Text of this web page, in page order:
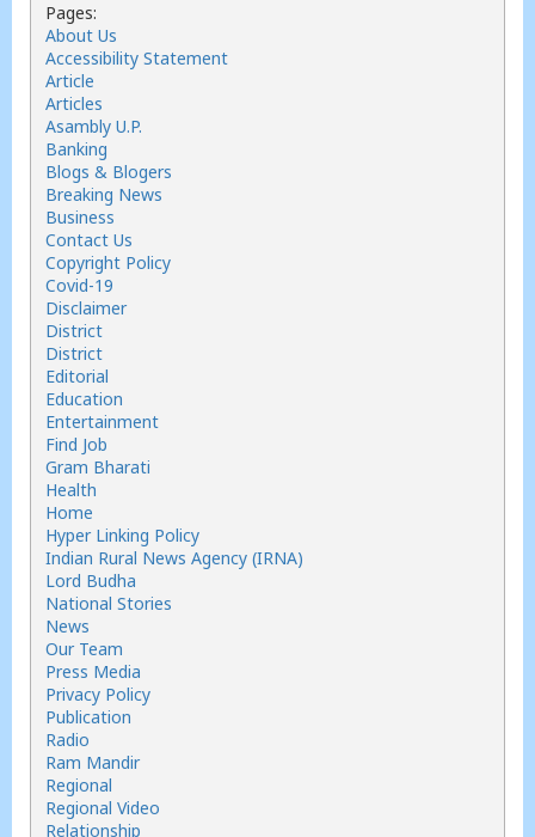
Pages:
About Us
Accessibility Statement
Article
Articles
Asambly U.P.
Banking
Blogs & Blogers
Breaking News
Business
Contact Us
Copyright Policy
Covid-19
Disclaimer
District
District
Editorial
Education
Entertainment
Find Job
Gram Bharati
Health
Home
Hyper Linking Policy
Indian Rural News Agency (IRNA)
Lord Budha
National Stories
News
Our Team
Press Media
Privacy Policy
Publication
Radio
Ram Mandir
Regional
Regional Video
Relationship